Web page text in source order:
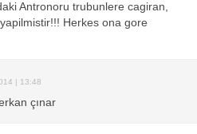
Antronoru trubunlere cagiran,
Herkes ona gore
| 13:48
çınar